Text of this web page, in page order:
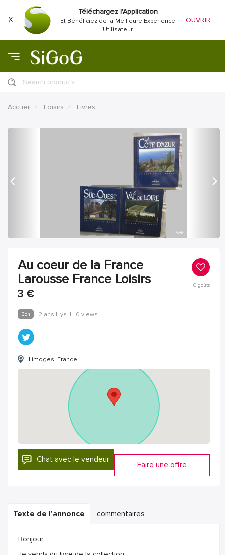
X
Téléchargez l'Application
Et Bénéficiez de la Meilleure Expérience
Utilisateur
OUVRIR
Search products
Accueil Loisirs Livres
Au coeur de la France
Larousse France Loisirs
3 €
0goûts
Bon 2 ans Il ya | 0 views
Limoges, France
Chat avec le vendeur
Faire une offre
Texte de l'annonce commentaires
Bonjour ,